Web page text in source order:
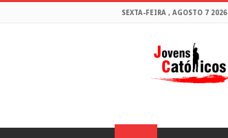
SEXTA-FEIRA , AGOSTO 7 2026